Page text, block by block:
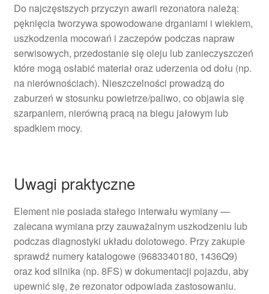
Do najczęstszych przyczyn awarii rezonatora należą:
pęknięcia tworzywa spowodowane drganiami i wiekiem,
uszkodzenia mocowań i zaczepów podczas napraw
serwisowych, przedostanie się oleju lub zanieczyszczeń
które mogą osłabić materiał oraz uderzenia od dołu (np.
na nierównościach). Nieszczelności prowadzą do
zaburzeń w stosunku powietrze/paliwo, co objawia się
szarpaniem, nierówną pracą na biegu jałowym lub
spadkiem mocy.
Uwagi praktyczne
Element nie posiada stałego interwału wymiany —
zalecana wymiana przy zauważalnym uszkodzeniu lub
podczas diagnostyki układu dolotowego. Przy zakupie
sprawdź numery katalogowe (9683340180, 1436Q9)
oraz kod silnika (np. 8FS) w dokumentacji pojazdu, aby
upewnić się, że rezonator odpowiada zastosowaniu.